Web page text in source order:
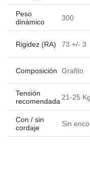
Peso
dinámico
300
Rigidez (RA) 73 +/- 3
Composición Grafito
Tensión
recomendada 21-25 Kg
Con / sin
cordaje
Sin